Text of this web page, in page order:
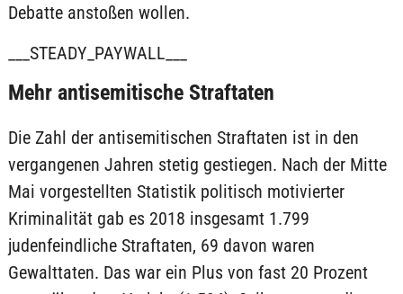
Debatte anstoßen wollen.
___STEADY_PAYWALL___
Mehr antisemitische Straftaten
Die Zahl der antisemitischen Straftaten ist in den
vergangenen Jahren stetig gestiegen. Nach der Mitte
Mai vorgestellten Statistik politisch motivierter
Kriminalität gab es 2018 insgesamt 1.799
judenfeindliche Straftaten, 69 davon waren
Gewalttaten. Das war ein Plus von fast 20 Prozent